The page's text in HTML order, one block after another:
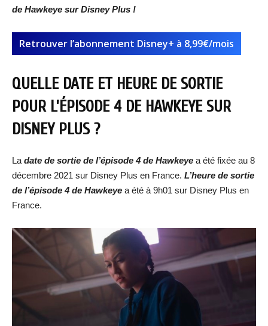
de Hawkeye sur Disney Plus !
Retrouver l’abonnement Disney+ à 8,99€/mois
QUELLE DATE ET HEURE DE SORTIE
POUR L’ÉPISODE 4 DE HAWKEYE SUR
DISNEY PLUS ?
La date de sortie de l’épisode 4 de Hawkeye a été fixée au 8
décembre 2021 sur Disney Plus en France. L’heure de sortie
de l’épisode 4 de Hawkeye a été à 9h01 sur Disney Plus en
France.